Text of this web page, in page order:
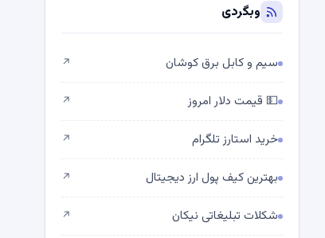
وبگردی
سیم و کابل برق کوشان ↗
💵 قیمت دلار امروز ↗
خرید استارز تلگرام ↗
بهترین کیف پول ارز دیجیتال ↗
شکلات تبلیغاتی نیکان ↗